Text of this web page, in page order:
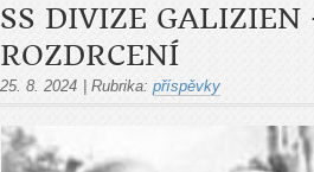
SS DIVIZE GALIZIEN
ROZDRCENÍ
25. 8. 2024 | Rubrika: příspěvky